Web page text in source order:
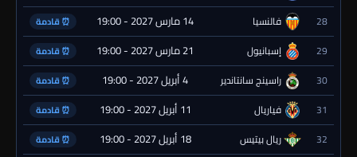
28 فالنسيا 14 مارس 2027 - 19:00 ⏰ قادمة
29 إسبانيول 21 مارس 2027 - 19:00 ⏰ قادمة
30 راسينج سانتاندير 4 أبريل 2027 - 19:00 ⏰ قادمة
31 فياريال 11 أبريل 2027 - 19:00 ⏰ قادمة
32 ريال بيتيس 18 أبريل 2027 - 19:00 ⏰ قادمة